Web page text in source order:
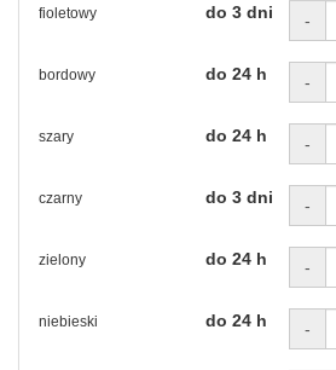
fioletowy do 3 dni -
bordowy do 24 h -
szary do 24 h -
czarny do 3 dni -
zielony do 24 h -
niebieski do 24 h -